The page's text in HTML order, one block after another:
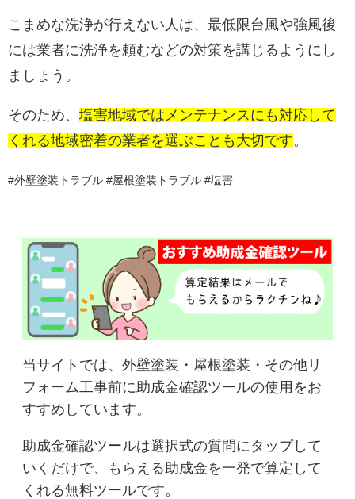
こまめな洗浄が行えない人は、最低限台風や強風後
には業者に洗浄を頼むなどの対策を講じるようにし
ましょう。
そのため、 塩害地域ではメンテナンスにも対応して
くれる地域密着の業者を選ぶことも大切です。
#外壁塗装トラブル #屋根塗装トラブル #塩害
当サイトでは、外壁塗装・屋根塗装・その他リ
フォーム工事前に助成金確認ツールの使用をお
すすめしています。
助成金確認ツールは選択式の質問にタップして
いくだけで、もらえる助成金を一発で算定して
くれる無料ツールです。